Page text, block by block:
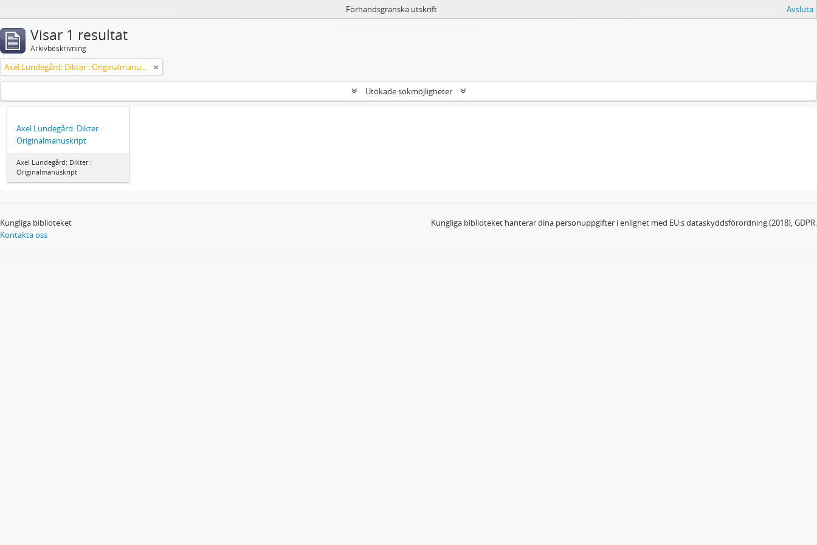
Förhandsgranska utskrift Avsluta
Visar 1 resultat
Arkivbeskrivning
Axel Lundegård: Dikter : Originalmanuskript
Utökade sökmöjligheter
Axel Lundegård: Dikter :
Originalmanuskript
Axel Lundegård: Dikter :
Originalmanuskript
Kungliga biblioteket
Kontakta oss
Kungliga biblioteket hanterar dina personuppgifter i enlighet med EU:s dataskyddsförordning (2018), GDPR.